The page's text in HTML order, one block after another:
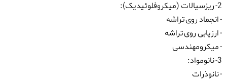
2- ریزسیالات (میکروفلوئیدیک):
- انجماد روی تراشه
- ارزیابی روی تراشه
- میکرومهندسی
3- نانومواد:
- نانوذرات